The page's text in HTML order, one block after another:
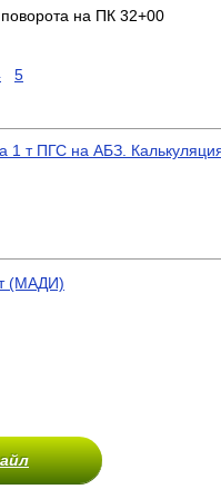
м. Вершина
5
1 т ПГС на АБЗ.
(МАДИ)